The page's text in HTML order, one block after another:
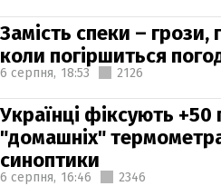
Замість спеки – грози,
коли погіршиться
6 серпня, 18:53 2126
Українці фіксують +50
"домашніх"
синоптики
6 серпня, 16:46 2346